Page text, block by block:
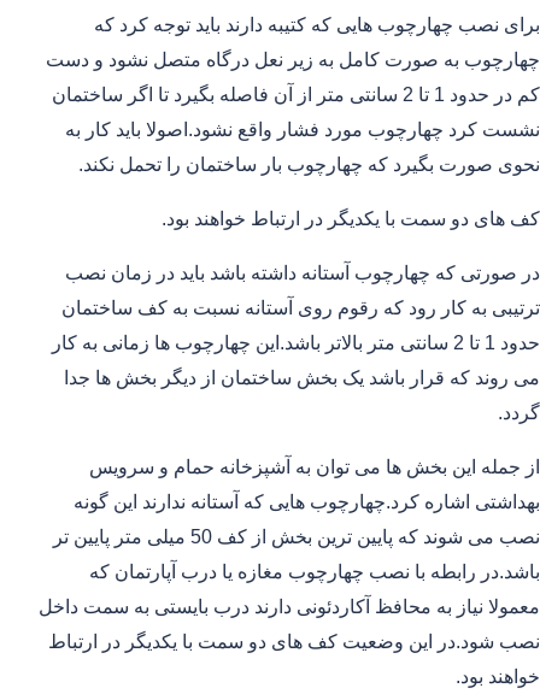
برای نصب چهارچوب هایی که کتیبه دارند باید توجه کرد که
چهارچوب به صورت کامل به زیر نعل درگاه متصل نشود و دست
کم در حدود 1 تا 2 سانتی متر از آن فاصله بگیرد تا اگر ساختمان
نشست کرد چهارچوب مورد فشار واقع نشود.اصولا باید کار به
نحوی صورت بگیرد که چهارچوب بار ساختمان را تحمل نکند.
کف های دو سمت با یکدیگر در ارتباط خواهند بود.
در صورتی که چهارچوب آستانه داشته باشد باید در زمان نصب
ترتیبی به کار رود که رقوم روی آستانه نسبت به کف ساختمان
حدود 1 تا 2 سانتی متر بالاتر باشد.این چهارچوب ها زمانی به کار
می روند که قرار باشد یک بخش ساختمان از دیگر بخش ها جدا
گردد.
از جمله این بخش ها می توان به آشپزخانه حمام و سرویس
بهداشتی اشاره کرد.چهارچوب هایی که آستانه ندارند این گونه
نصب می شوند که پایین ترین بخش از کف 50 میلی متر پایین تر
باشد.در رابطه با نصب چهارچوب مغازه یا درب آپارتمان که
معمولا نیاز به محافظ آکاردئونی دارند درب بایستی به سمت داخل
نصب شود.در این وضعیت کف های دو سمت با یکدیگر در ارتباط
خواهند بود.